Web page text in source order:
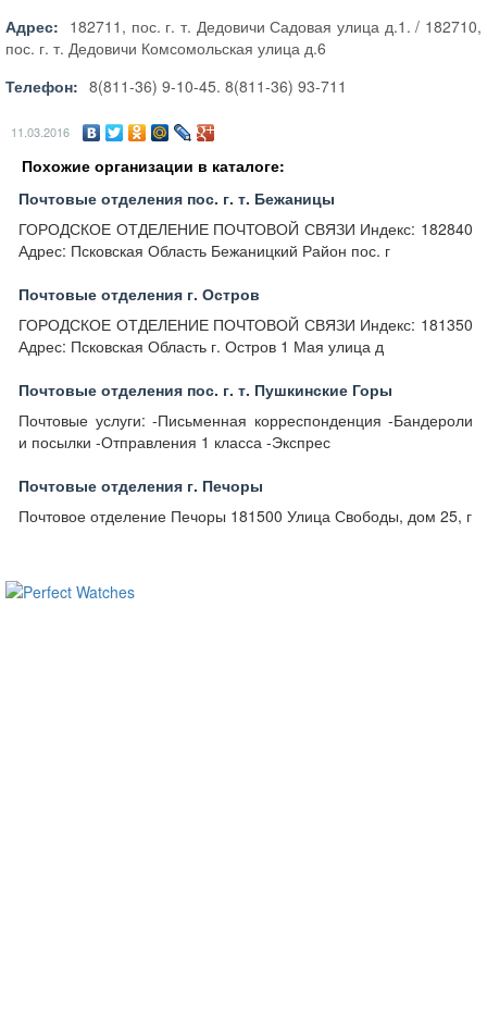
Адрес: 182711, пос. г. т. Дедовичи Садовая улица д.1. / 182710,
пос. г. т. Дедовичи Комсомольская улица д.6
Телефон: 8(811-36) 9-10-45. 8(811-36) 93-711
11.03.2016
Похожие организации в каталоге:
Почтовые отделения пос. г. т. Бежаницы
ГОРОДСКОЕ ОТДЕЛЕНИЕ ПОЧТОВОЙ СВЯЗИ Индекс: 182840
Адрес: Псковская Область Бежаницкий Район пос. г
Почтовые отделения г. Остров
ГОРОДСКОЕ ОТДЕЛЕНИЕ ПОЧТОВОЙ СВЯЗИ Индекс: 181350
Адрес: Псковская Область г. Остров 1 Мая улица д
Почтовые отделения пос. г. т. Пушкинские Горы
Почтовые услуги: -Письменная корреспонденция -Бандероли
и посылки -Отправления 1 класса -Экспрес
Почтовые отделения г. Печоры
Почтовое отделение Печоры 181500 Улица Свободы, дом 25, г